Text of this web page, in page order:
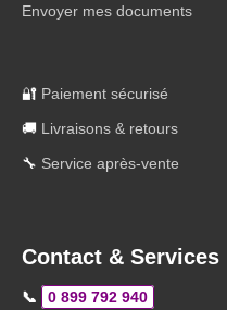
Envoyer mes documents
🔐 Paiement sécurisé
🚚 Livraisons & retours
🔧 Service après-vente
Contact & Services
📞
0 899 792 940